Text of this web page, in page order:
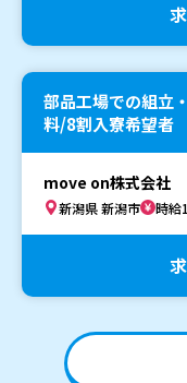
部品工場での組立
料/8割入寮希望者
move on株式会社
新潟県 新潟市 時給